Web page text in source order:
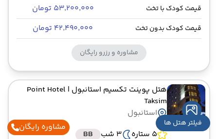
فیلتر هتل ها
قیمت کودک با تخت ۵۳٬۲۰۰٬۰۰۰ تومان
قیمت کودک بدون تخت ۴۲٬۴۹۰٬۰۰۰ تومان
مشاوره و رزرو رایگان
هتل پوینت تکسیم استانبول | Point Hotel
Taksim
استانبول
5 ستاره
3 شب BB
مشاوره رایگان